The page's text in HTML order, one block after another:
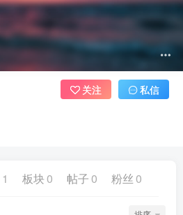
关注 私信
1 板块 0 帖子 0 粉丝 0